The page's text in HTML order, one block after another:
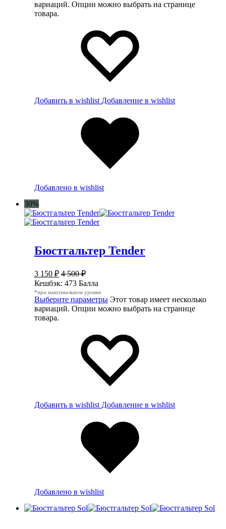
вариаций. Опции можно выбрать на странице
товара.
Добавить в wishlist Добавление в wishlist
Добавлено в wishlist
30%
Бюстгальтер Tender
3 150 ₽ 4 500₽
Кешбэк: 473 Балла
*при максимальном уровне
Выберите параметры Этот товар имеет несколько
вариаций. Опции можно выбрать на странице
товара.
Добавить в wishlist Добавление в wishlist
Добавлено в wishlist